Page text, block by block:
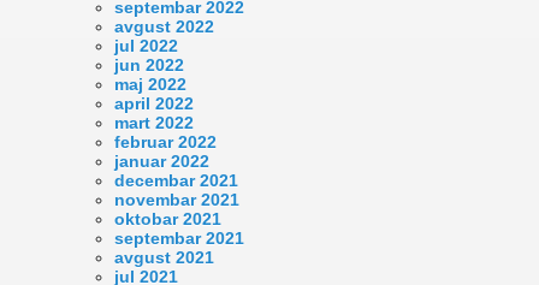
septembar 2022
avgust 2022
jul 2022
jun 2022
maj 2022
april 2022
mart 2022
februar 2022
januar 2022
decembar 2021
novembar 2021
oktobar 2021
septembar 2021
avgust 2021
jul 2021